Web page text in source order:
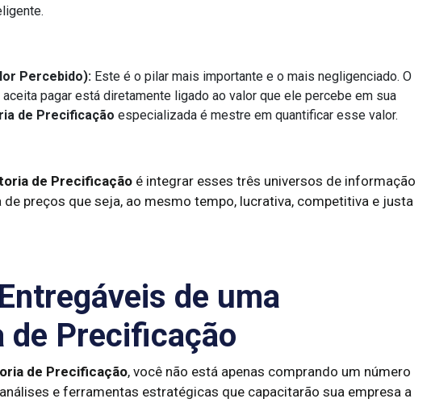
Percebido): Este é o pilar mais importante e o mais negligenciado. O
pagar está diretamente ligado ao valor que ele percebe em sua
de Precificação especializada é mestre em quantificar esse valor.
de Precificação é integrar esses três universos de informação
preços que seja, ao mesmo tempo, lucrativa, competitiva e justa
de uma
de Precificação
de Precificação, você não está apenas comprando um número
e ferramentas estratégicas que capacitarão sua empresa a